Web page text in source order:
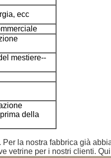
ecc
mestiere--
della
la nostra fabbrica già
per i nostri clienti.